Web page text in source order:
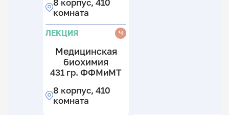
комната
ЛЕКЦИЯ Ч
Медицинская
биохимия
431 гр. ФФМиМТ
8 корпус, 410
комната